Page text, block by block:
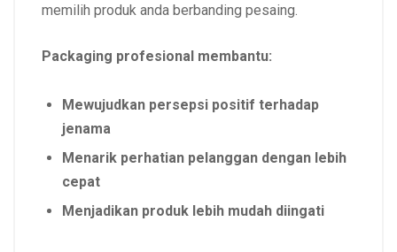
memilih produk anda berbanding pesaing.
Packaging profesional membantu:
Mewujudkan persepsi positif terhadap
jenama
Menarik perhatian pelanggan dengan lebih
cepat
Menjadikan produk lebih mudah diingati